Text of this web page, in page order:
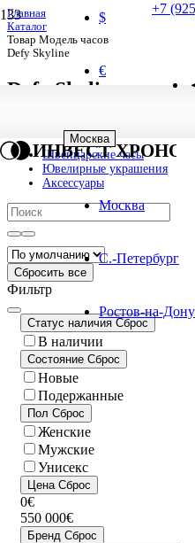
+7
$
€
Москва
Москва
С.-Петербург
Ростов-на-Дону
ИНВЕСТ ХРОНО
Главная
Каталог
Товар Модель часов
Defy Skyline
Defy Skyline
результатов
Швейцарские часы
Ювелирные украшения
Аксессуары
Сбросить все
Фильтр
Статус наличия Сброс
В наличии
Состояние Сброс
Новые
Подержанные
Пол Сброс
Женские
Мужские
Унисекс
Цена Сброс
0€
550 000€
Бренд Сброс